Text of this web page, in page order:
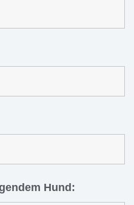
Hund: